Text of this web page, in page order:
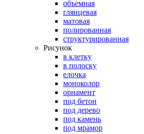
объемная
глянцевая
матовая
полированная
структурированная
Рисунок
в клетку
в полоску
елочка
моноколор
орнамент
под бетон
под дерево
под камень
под мрамор